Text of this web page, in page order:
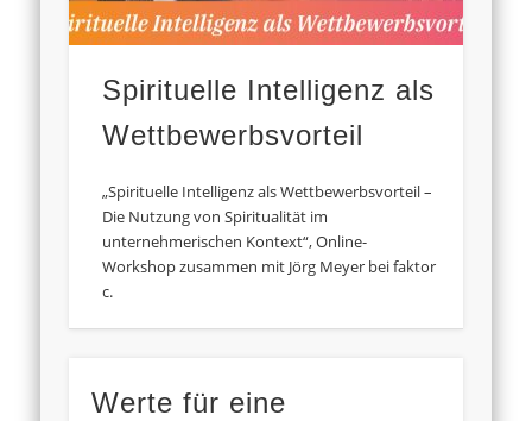
Spirituelle Intelligenz als
Wettbewerbsvorteil
„Spirituelle Intelligenz als Wettbewerbsvorteil –
Die Nutzung von Spiritualität im
unternehmerischen Kontext“, Online-
Workshop zusammen mit Jörg Meyer bei faktor
c.
Werte für eine